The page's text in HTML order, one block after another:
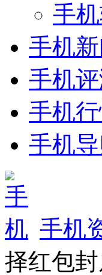
手
手机
手机评
手机
手机
手机
择红包